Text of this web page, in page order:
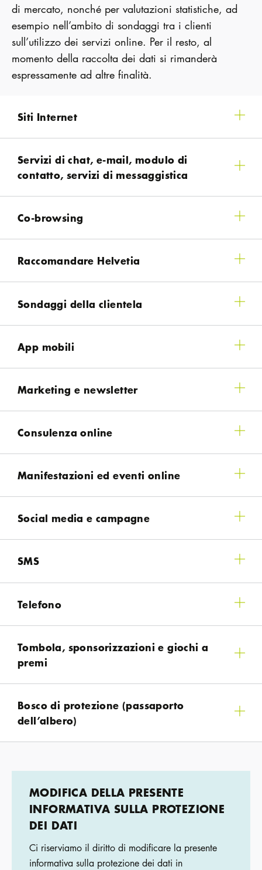
di mercato, nonché per valutazioni statistiche, ad
esempio nell’ambito di sondaggi tra i clienti
sull’utilizzo dei servizi online. Per il resto, al
momento della raccolta dei dati si rimanderà
espressamente ad altre finalità.
Siti Internet
Servizi di chat, e-mail, modulo di
contatto, servizi di messaggistica
Co-browsing
Raccomandare Helvetia
Sondaggi della clientela
App mobili
Marketing e newsletter
Consulenza online
Manifestazioni ed eventi online
Social media e campagne
SMS
Telefono
Tombola, sponsorizzazioni e giochi a
premi
Bosco di protezione (passaporto
dell’albero)
MODIFICA DELLA PRESENTE
INFORMATIVA SULLA PROTEZIONE
DEI DATI
Ci riserviamo il diritto di modificare la presente
informativa sulla protezione dei dati in